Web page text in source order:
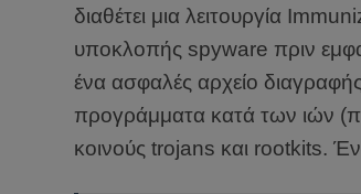
διαθέτει μια λειτουργία
υποκλοπής spyware πριν
ένα ασφαλές αρχείο
προγράμματα κατά των ιών
κοινούς trojans και rootkits.